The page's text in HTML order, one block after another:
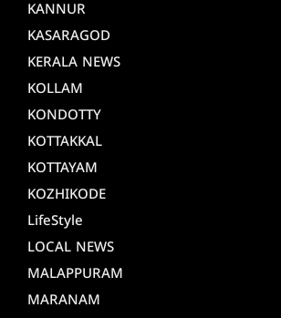
KANNUR
KASARAGOD
KERALA NEWS
KOLLAM
KONDOTTY
KOTTAKKAL
KOTTAYAM
KOZHIKODE
LifeStyle
LOCAL NEWS
MALAPPURAM
MARANAM